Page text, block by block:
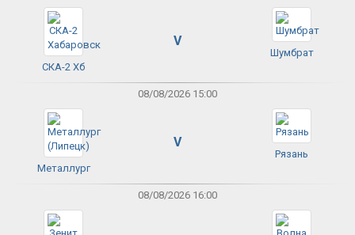
СКА-2 Хб
V
Шумбрат
08/08/2026 15:00
Металлург
V
Рязань
08/08/2026 16:00